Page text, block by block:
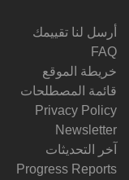
أرسل لنا تقييمك
FAQ
خريطة الموقع
قائمة المصطلحات
Privacy Policy
Newsletter
آخر التحديثات
Progress Reports